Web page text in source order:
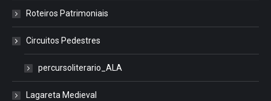
Roteiros Patrimoniais
Circuitos Pedestres
percursoliterario_ALA
Lagareta Medieval